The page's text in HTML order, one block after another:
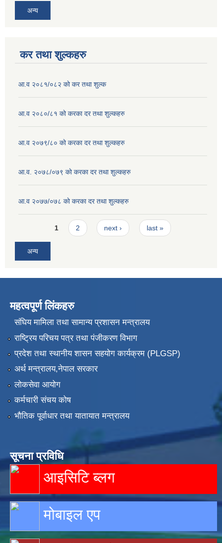
अन्य
कर तथा शुल्कहरु
आ.व २०८१/०८२ को कर तथा शुल्क
आ.व २०८०/८१ को करका दर तथा शुल्कहरु
आ.व २०७९/८० को करका दर तथा शुल्कहरु
आ.व. २०७८/०७९ को करका दर तथा शुल्कहरु
आ.व २०७७/०७८ को करका दर तथा शुल्कहरु
Pages1 2 next › last »
अन्य
महत्वपूर्ण लिंकहरु
संघिय मामिला तथा सामान्य प्रशासन मन्त्रालय
राष्ट्रिय परिचय पत्र तथा पंजीकरण विभाग
प्रदेश तथा स्थानीय शासन सहयोग कार्यक्रम (PLGSP)
अर्थ मन्त्रालय,नेपाल सरकार
लोकसेवा आयोग
कर्मचारी संचय कोष
भौतिक पूर्वाधार तथा यातायात मन्त्रालय
सूचना प्रविधि
आइसिटि ब्लग
मोबाइल एप